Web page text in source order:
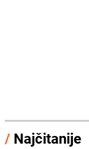
/ Najčitanije